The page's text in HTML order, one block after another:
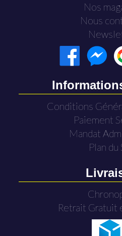
Nos
Nous
Conditions
Paiement
Mandat
Plan du
Retrait Gratuit